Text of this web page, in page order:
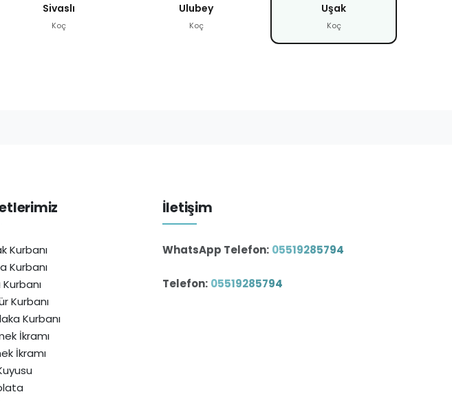
Sivaslı
Koç
Ulubey
Koç
Uşak
Koç
Kurbanı
Kurbanı
Kurbanı
Kurbanı
İkramı
İkramı
İletişim
WhatsApp Telefon: 05519285794
Telefon: 05519285794